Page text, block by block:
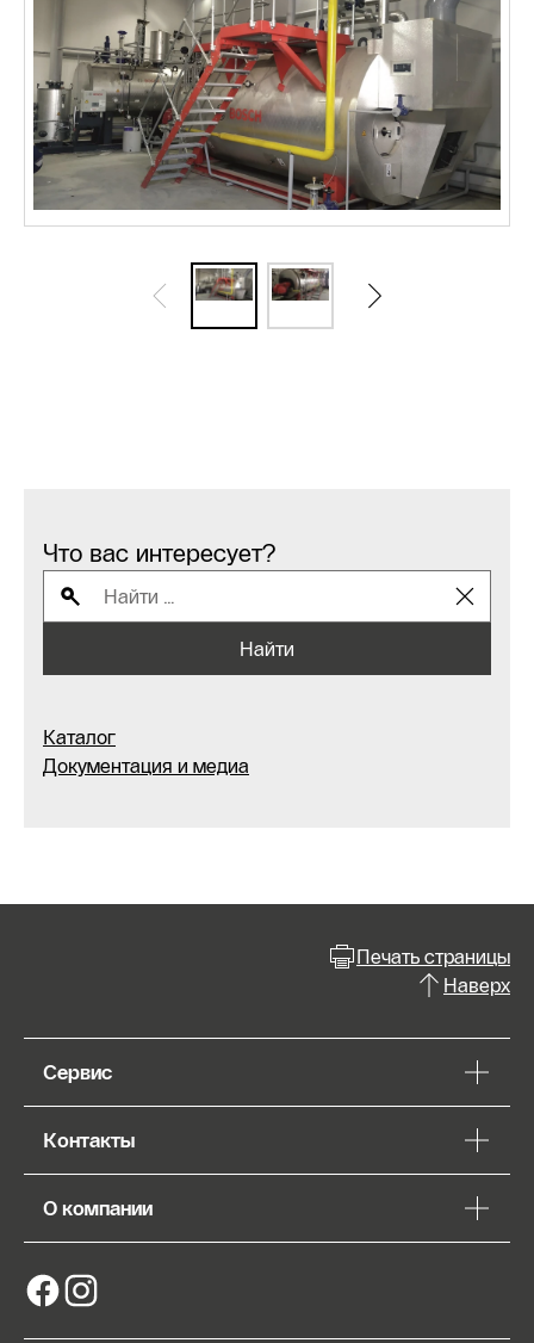
Что вас интересует?
Найти
Каталог
Документация и медиа
Печать страницы
Наверх
Сервис
Контакты
О компании